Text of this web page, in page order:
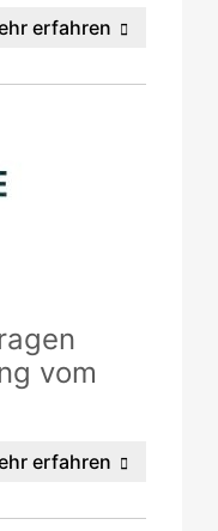
erfahren
vom
erfahren